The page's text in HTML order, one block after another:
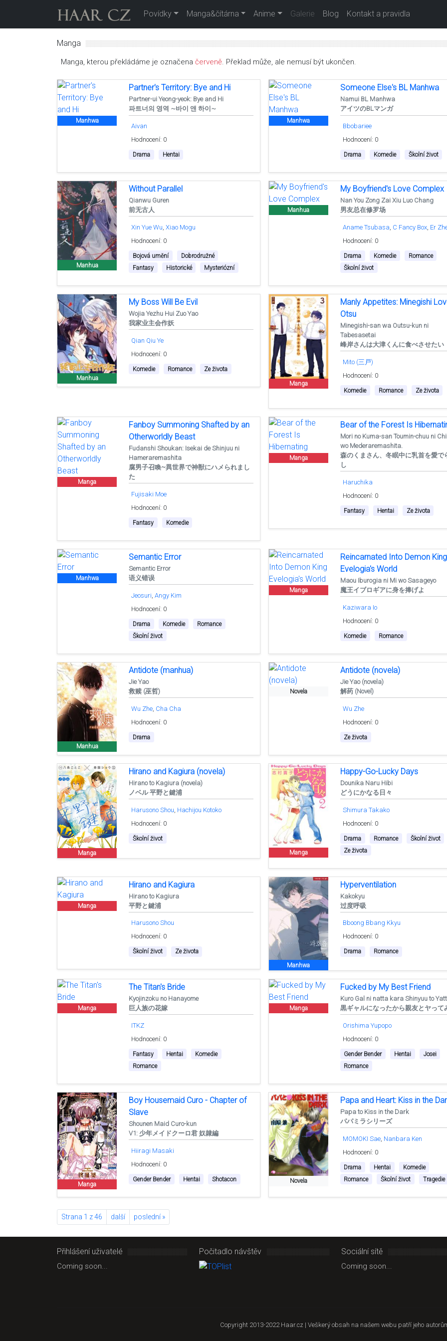
Povídky Manga&čítárna Anime Galerie Blog Kontakt a pravidla
Manga
Manga, kterou překládáme je označena červeně. Překlad může, ale nemusí být ukončen.
Manhwa
Partner's Territory: Bye and Hi
Partner-ui Yeong-yeok: Bye and Hi
파트너의 영역 ∼바이 앤 하이∼
Aivan
Hodnocení: 0
Drama Hentai
Manhwa
Someone Else's BL Manhwa
Namui BL Manhwa
アイツのBLマンガ
Bbobariee
Hodnocení: 0
Drama Komedie Školní život
Manhua
Without Parallel
Qianwu Guren
前无古人
Xin Yue Wu Xiao Mogu
Hodnocení: 0
Bojová umění
Dobrodružné
Fantasy
Historické Mysteriózní
Manhua
My Boyfriend's Love Complex
Nan You Zong Zai Xiu Luo Chang
男友总在修罗场
Aname Tsubasa C Fancy Box Er
Hodnocení: 0
Drama Komedie
Romance
Školní život
Manhua
My Boss Will Be Evil
Wojia Yezhu Hui Zuo Yao
我家业主会作妖
Qian Qiu Ye
Hodnocení: 0
Komedie Romance Ze života
Manga
Manly Appetites: Minegishi
Otsu
Minegishi-san wa Outsu-kun ni
Tabesasetai
峰岸さんは大津くんに食べさせたい
Mito (三戸)
Hodnocení: 0
Komedie Romance Ze života
Manga
Fanboy Summoning Shafted by an
Otherworldly Beast
Fudanshi Shoukan: Isekai de Shinjuu ni
Hameraremashita
腐男子召喚~異世界で神獣にハメられまし
た
Fujisaki Moe
Hodnocení: 0
Fantasy Komedie
Manga
Bear of the Forest Is
Mori no Kuma-san Toumin-chuu ni
wo Mederaremashita.
森のくまさん、冬眠中に乳首を愛で
し
Haruchika
Hodnocení: 0
Fantasy Hentai Ze života
Manhwa
Semantic Error
Semantic Error
语义错误
Jeosuri Angy Kim
Hodnocení: 0
Drama Komedie
Romance
Školní život
Manga
Reincarnated Into Demon King
Evelogia's World
Maou Iburogia ni Mi wo Sasageyo
魔王イブロギアに身を捧げよ
Kaziwara Io
Hodnocení: 0
Komedie Romance
Manhua
Antidote (manhua)
Jie Yao
救赎 (巫哲)
Wu Zhe Cha Cha
Hodnocení: 0
Drama
Novela
Antidote (novela)
Jie Yao (novela)
解药 (Novel)
Wu Zhe
Hodnocení: 0
Ze života
Manga
Hirano and Kagiura (novela)
Hirano to Kagiura (novela)
ノベル 平野と鍵浦
Harusono Shou Hachijou Kotoko
Hodnocení: 0
Školní život
Manga
Happy-Go-Lucky Days
Dounika Naru Hibi
どうにかなる日々
Shimura Takako
Hodnocení: 0
Drama Romance
Školní život
Ze života
Manga
Hirano and Kagiura
Hirano to Kagiura
平野と鍵浦
Harusono Shou
Hodnocení: 0
Školní život
Ze života
Manhwa
Hyperventilation
Kakokyu
过度呼吸
Bboong Bbang Kkyu
Hodnocení: 0
Drama Romance
Manga
The Titan's Bride
Kyojinzoku no Hanayome
巨人族の花嫁
ITKZ
Hodnocení: 0
Fantasy Hentai
Komedie
Romance
Manga
Fucked by My Best Friend
Kuro Gal ni natta kara Shinyuu to
黒ギャルになったから親友とヤって
Orishima Yupopo
Hodnocení: 0
Gender Bender Hentai
Josei
Romance
Manga
Boy Housemaid Curo - Chapter of
Slave
Shounen Maid Curo-kun
V1: 少年メイドクーロ君 奴隷編
Hiiragi Masaki
Hodnocení: 0
Gender Bender Hentai Shotacon Novela
Papa and Heart: Kiss in the
Papa to Kiss in the Dark
パパミラシリーズ
MOMOKI Sae Nanbara Ken
Hodnocení: 0
Drama Hentai
Komedie
Romance
Školní život Tragedie
Strana 1 z 46 další poslední »
Přihlášení uživatelé
Coming soon...
Počitadlo návštěv Sociální sítě
Coming soon...
Copyright 2013-2022 Haar.cz | Veškerý obsah na našem webu patří jeho